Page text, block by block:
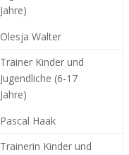
Jahre)
Olesja Walter
Trainer Kinder und
Jugendliche (6-17
Jahre)
Pascal Haak
Trainerin Kinder und